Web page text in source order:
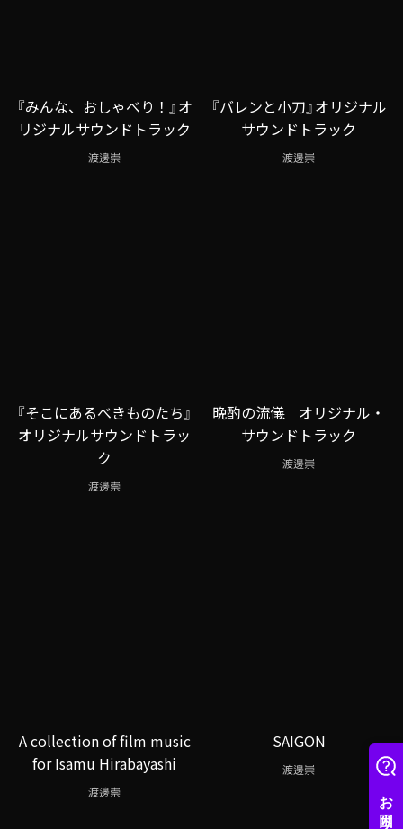
『みんな、おしゃべり！』オ
リジナルサウンドトラック
渡邊崇
『バレンと小刀』オリジナル
サウンドトラック
渡邊崇
『そこにあるべきものたち』
オリジナルサウンドトラッ
ク
渡邊崇
晩酌の流儀 オリジナル・
サウンドトラック
渡邊崇
A collection of film music
for Isamu Hirabayashi
渡邊崇
SAIGON
渡邊崇